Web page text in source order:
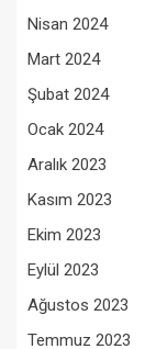
Nisan 2024
Mart 2024
Şubat 2024
Ocak 2024
Aralık 2023
Kasım 2023
Ekim 2023
Eylül 2023
Ağustos 2023
Temmuz 2023